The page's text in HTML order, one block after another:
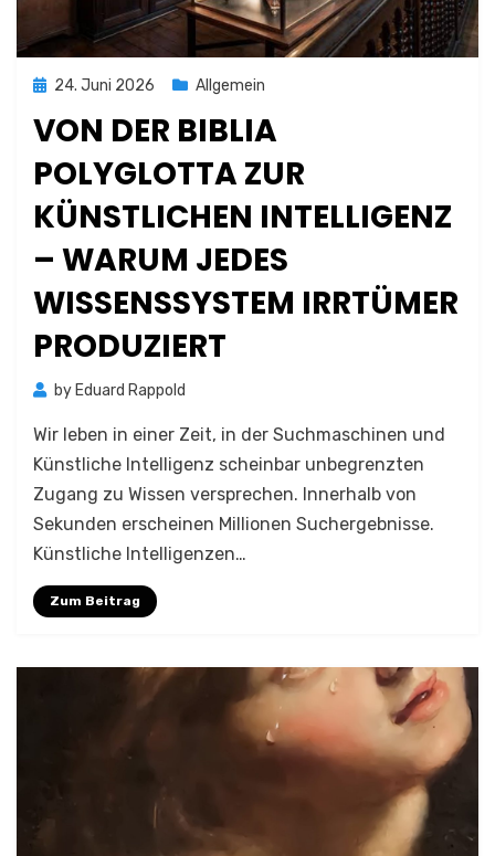
Posted
24. Juni 2026 Allgemein
VON DER BIBLIA
POLYGLOTTA ZUR
KÜNSTLICHEN INTELLIGENZ
– WARUM JEDES
WISSENSSYSTEM IRRTÜMER
PRODUZIERT
by Eduard Rappold
Wir leben in einer Zeit, in der Suchmaschinen und
Künstliche Intelligenz scheinbar unbegrenzten
Zugang zu Wissen versprechen. Innerhalb von
Sekunden erscheinen Millionen Suchergebnisse.
Künstliche Intelligenzen…
Zum Beitrag